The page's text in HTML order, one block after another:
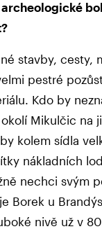
stavby, cesty,
pestré
Kdo by
Mikulčic na
kolem sídla
nákladních
nechci svým
Borek u
nivě už v